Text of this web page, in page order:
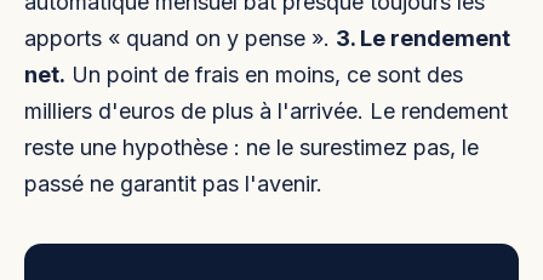
apports « quand on y pense ». 3. Le rendement
net. Un point de frais en moins, ce sont des
milliers d'euros de plus à l'arrivée. Le rendement
reste une hypothèse : ne le surestimez pas, le
passé ne garantit pas l'avenir.